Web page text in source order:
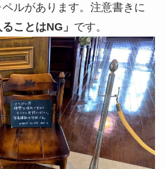
ルがあります。注意書きに
ることはNG」 です。